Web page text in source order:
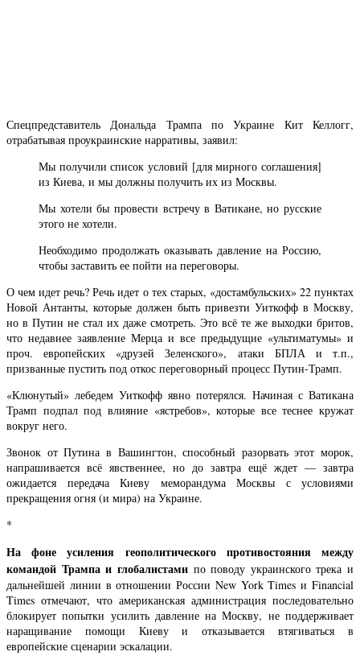
Спецпредставитель Дональда Трампа по Украине Кит Келлогг,
отрабатывая проукраинские нарративы, заявил:
Мы получили список условий [для мирного соглашения]
из Киева, и мы должны получить их из Москвы.
Мы хотели бы провести встречу в Ватикане, но русские
этого не хотели.
Необходимо продолжать оказывать давление на Россию,
чтобы заставить ее пойти на переговоры.
О чем идет речь? Речь идет о тех старых, «достамбульских» 22 пунктах
Новой Антанты, которые должен быть привезти Уиткофф в Москву,
но в Путин не стал их даже смотреть. Это всё те же выходки бритов,
что недавнее заявление Мерца и все предыдущие «ультиматумы» и
проч. европейских «друзей Зеленского», атаки БПЛА и т.п.,
призванные пустить под откос переговорный процесс Путин-Трамп.
«Клюнутый» лебедем Уиткофф явно потерялся. Начиная с Ватикана
Трамп подпал под влияние «ястребов», которые все теснее кружат
вокруг него.
Звонок от Путина в Вашингтон, способный разорвать этот морок,
напрашивается всё явственнее, но до завтра ещё ждет — завтра
ожидается передача Киеву меморандума Москвы с условиями
прекращения огня (и мира) на Украине.
*
На фоне усиления геополитического противостояния между
командой Трампа и глобалистамипо поводу украинского трека и
дальнейшей линии в отношении России New York Times и Financial
Times отмечают, что американская администрация последовательно
блокирует попытки усилить давление на Москву, не поддерживает
наращивание помощи Киеву и отказывается втягиваться в
европейские сценарии эскалации.